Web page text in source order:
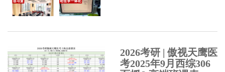
2026考研 | 傲视天鹰医
考2025年9月西综306